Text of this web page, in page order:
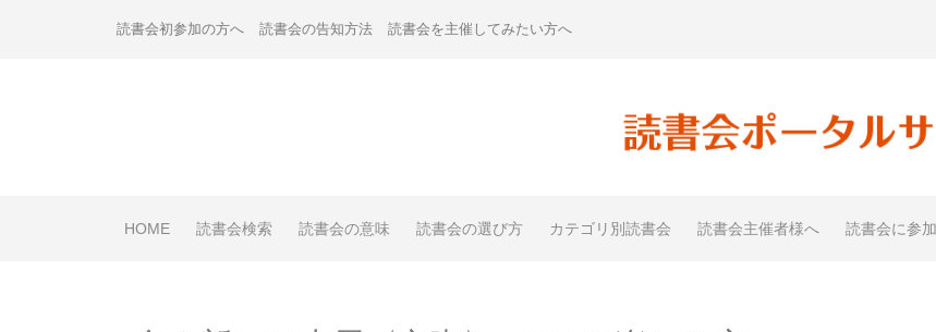
読書会初参加の方へ 読書会の告知方法 読書会を主催してみたい方へ
HOME 読書会検索 読書会の意味 読書会の選び方 カテゴリ別読書会 読書会主催者様へ 読書会に参